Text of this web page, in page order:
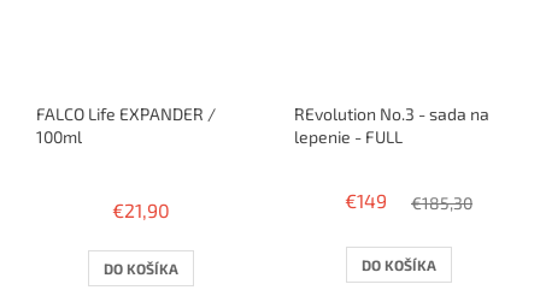
FALCO Life EXPANDER /
100ml
produktu
3,7
z
€21,90
DO KOŠÍKA
REvolution No.3 - sada na
lepenie - FULL
€149 €185,30
DO KOŠÍKA